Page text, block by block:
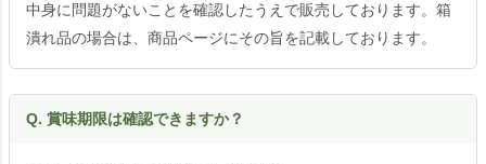
中身に問題がないことを確認したうえで販売しております。箱
潰れ品の場合は、商品ページにその旨を記載しております。
Q. 賞味期限は確認できますか？